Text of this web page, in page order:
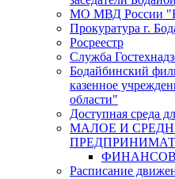
МО МВД России
Прокуратура г.
Росреестр
Служба
Бодайбинский
казенное
области"
Доступная среда
МАЛОЕ И
Расписание